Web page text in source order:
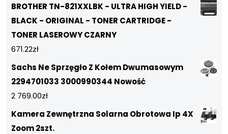
BROTHER TN-821XXLBK - ULTRA HIGH YIELD -
BLACK - ORIGINAL - TONER CARTRIDGE -
TONER LASEROWY CZARNY
671.22zł
Sachs Ne Sprzęgło Z Kołem Dwumasowym
2294701033 3000990344 Nowość
2 769.00zł
Kamera Zewnętrzna Solarna Obrotowa Ip 4X
Zoom 2szt.